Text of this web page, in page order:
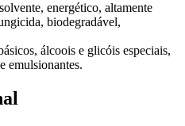
energético, altamente
biodegradável,
álcoois e glicóis especiais,
emulsionantes.